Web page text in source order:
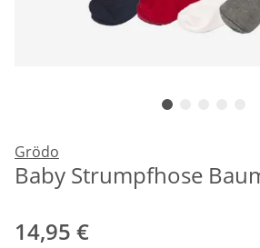
Grödo
Baby Strumpfhose
14,95 €